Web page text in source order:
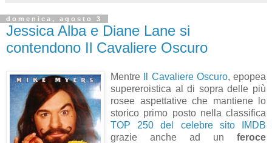
domenica, agosto 3
Jessica Alba e Diane Lane si
contendono Il Cavaliere Oscuro
Mentre Il Cavaliere Oscuro, epopea
supereroistica al di sopra delle più
rosee aspettative che mantiene lo
storico primo posto nella classifica
TOP 250 del celebre sito IMDB
grazie anche ad un feroce